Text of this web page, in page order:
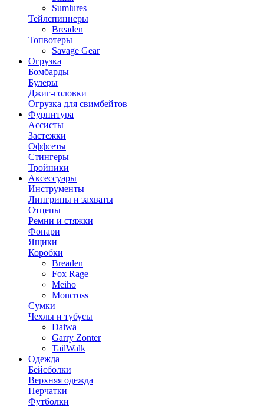
Sumlures
Тейлспиннеры
Breaden
Топвотеры
Savage Gear
Огрузка
Бомбарды
Булеры
Джиг-головки
Огрузка для свимбейтов
Фурнитура
Ассисты
Застежки
Оффсеты
Стингеры
Тройники
Аксессуары
Инструменты
Липгрипы и захваты
Отцепы
Ремни и стяжки
Фонари
Ящики
Коробки
Breaden
Fox Rage
Meiho
Moncross
Сумки
Чехлы и тубусы
Daiwa
Garry Zonter
TailWalk
Одежда
Бейсболки
Верхняя одежда
Перчатки
Футболки